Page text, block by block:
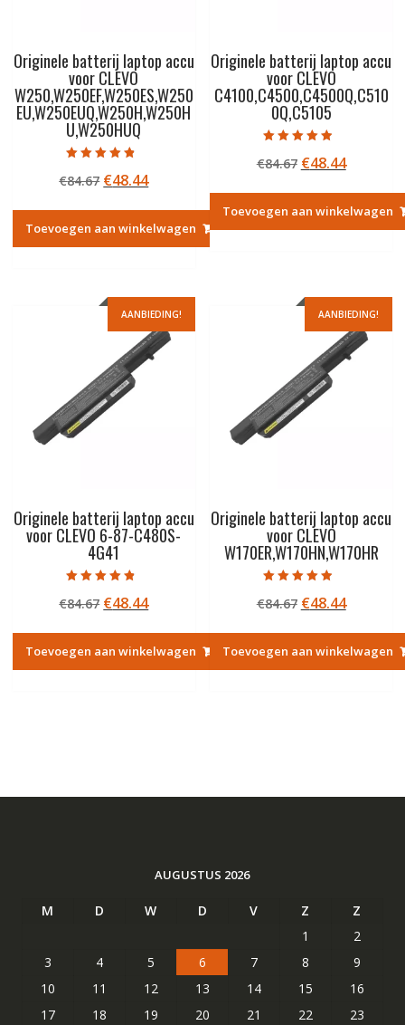
Originele batterij laptop accu
voor CLEVO
W250,W250EF,W250ES,W250
EU,W250EUQ,W250H,W250H
U,W250HUQ
4.50
uit 5
€84.67 Oorspronkelijke
was:
€84.67.
€48.44Huidige
is:
€48.44.
Toevoegen aan winkelwagen
Originele batterij laptop accu
voor CLEVO
C4100,C4500,C4500Q,C510
0Q,C5105
4.50
uit 5
€84.67
was:
€84.67.
€48.44Huidige
is:
€48.44.
Toevoegen aan winkelwagen
AANBIEDING!
Originele batterij laptop accu
voor CLEVO 6-87-C480S-
4G41
4.50
uit 5
€84.67 Oorspronkelijke
was:
€84.67.
€48.44Huidige
is:
€48.44.
Toevoegen aan winkelwagen
AANBIEDING!
Originele batterij laptop accu
voor CLEVO
W170ER,W170HN,W170HR
4.50
uit 5
€84.67
was:
€84.67.
€48.44Huidige
is:
€48.44.
Toevoegen aan winkelwagen
AUGUSTUS 2026
M D W D V Z
Z
1
2
3
4 5 6 7 8
9
10
11 12 13 14 15
16
17
18 19 20 21 22
23